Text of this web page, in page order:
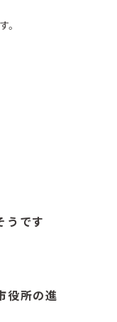
。
うです
役所の進